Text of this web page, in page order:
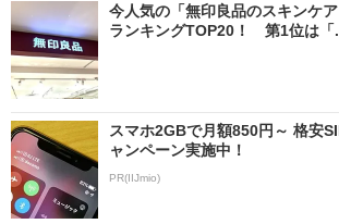
今人気の「無印良品のスキンケア
ランキングTOP20！ 第1位は「
スマホ2GBで月額850円～ 格安
ャンペーン実施中！
PR(IIJmio)